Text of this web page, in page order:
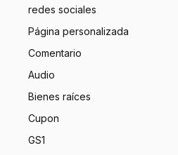
redes sociales
Página personalizada
Comentario
Audio
Bienes raíces
Cupon
GS1